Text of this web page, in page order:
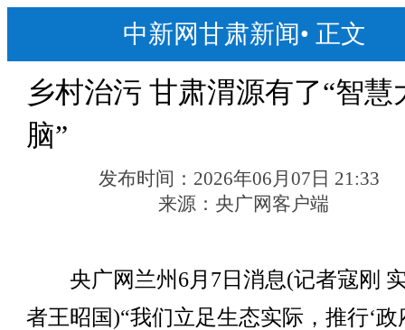
中新网甘肃新闻• 正文
乡村治污 甘肃渭源有了“智慧
脑”
发布时间： 2026年06月07日 21:33
来源： 央广网客户端
央广网兰州6月7日消息(记者寇刚
者王昭国)“我们立足生态实际，推行‘政